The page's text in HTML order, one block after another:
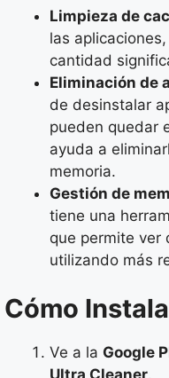
Limpieza de
las
cantidad
Eliminación de
de desinstalar
pueden quedar
ayuda a
memoria.
Gestión de
tiene una
que permite ver
utilizando más
Cómo
Ve a la Google
Ultra Cleaner.